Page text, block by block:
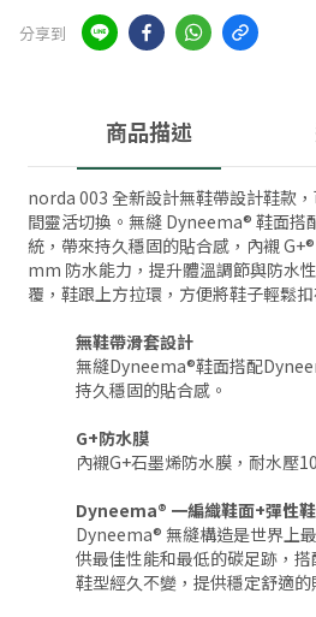
分享到
商品描述
norda 003 全新設計無鞋帶設計鞋款
間靈活切換。無縫 Dyneema® 鞋面搭
統，帶來持久穩固的貼合感，內襯
mm 防水能力，提升體溫調節與防水
覆，鞋跟上方拉環，方便將鞋子輕鬆
無鞋帶滑套設計
無縫Dyneema®鞋面搭配
持久穩固的貼合感。
G+防水膜
內襯G+石墨烯防水膜，耐水壓
Dyneema® 一編織鞋面+彈性
Dyneema® 無縫構造是世界上
供最佳性能和最低的碳足跡，搭
鞋型經久不變，提供穩定舒適的